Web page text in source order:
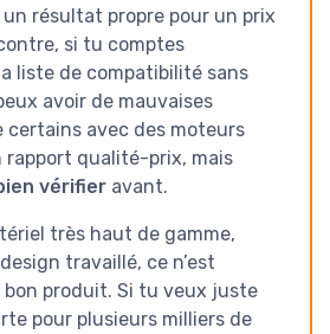
résultat propre pour un prix
si tu comptes
liste de compatibilité sans
avoir de mauvaises
certains avec des moteurs
rapport qualité-prix, mais
vérifier avant.
très haut de gamme,
travaillé, ce n’est
bon produit. Si tu veux juste
pour plusieurs milliers de